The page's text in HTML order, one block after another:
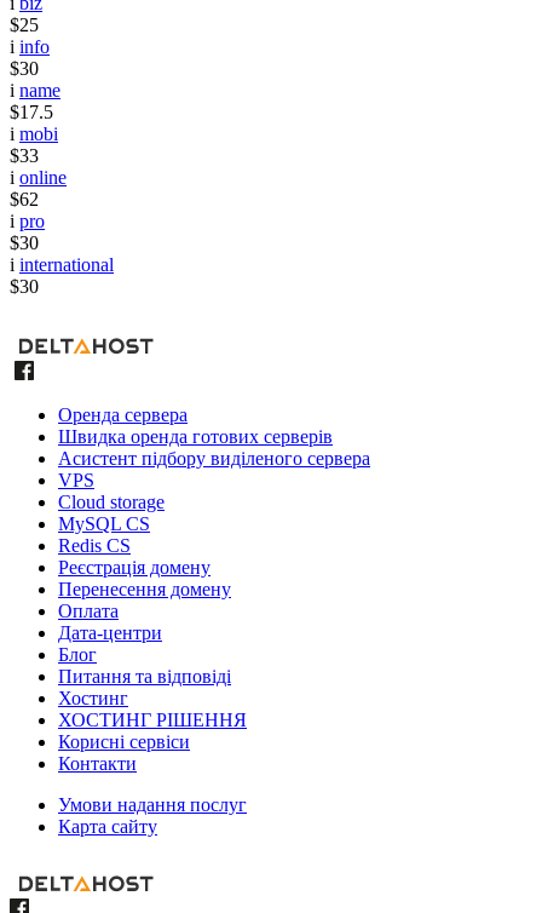
$25
i info
$30
i name
$17.5
i mobi
$33
i online
$62
i pro
$30
i international
$30
Оренда сервера
Швидка оренда готових серверів
Асистент підбору виділеного сервера
VPS
Cloud storage
MySQL CS
Redis CS
Реєстрація домену
Перенесення домену
Оплата
Дата-центри
Блог
Питання та відповіді
Хостинг
ХОСТИНГ РІШЕННЯ
Корисні сервіси
Контакти
Умови надання послуг
Карта сайту